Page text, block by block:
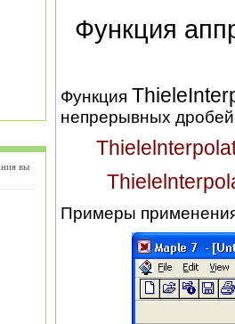
вы
Функция
Функция
непрерывных
Примеры